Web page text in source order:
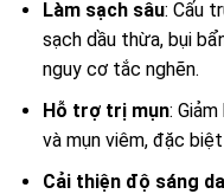
Làm sạch sâu: Cấu
sạch dầu thừa, bụi
nguy cơ tắc nghẽn.
Hỗ trợ trị mụn:
và mụn viêm, đặc
Cải thiện độ sáng da